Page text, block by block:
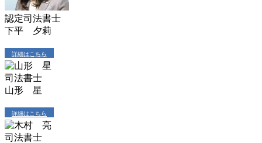
認定司法書士
下平 夕莉
詳細はこちら
司法書士
山形 星
詳細はこちら
司法書士